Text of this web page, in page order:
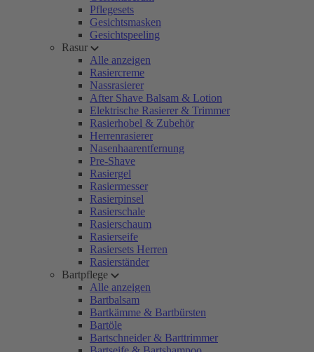
Pflegesets
Gesichtsmasken
Gesichtspeeling
Rasur
Alle anzeigen
Rasiercreme
Nassrasierer
After Shave Balsam & Lotion
Elektrische Rasierer & Trimmer
Rasierhobel & Zubehör
Herrenrasierer
Nasenhaarentfernung
Pre-Shave
Rasiergel
Rasiermesser
Rasierpinsel
Rasierschale
Rasierschaum
Rasierseife
Rasiersets Herren
Rasierständer
Bartpflege
Alle anzeigen
Bartbalsam
Bartkämme & Bartbürsten
Bartöle
Bartschneider & Barttrimmer